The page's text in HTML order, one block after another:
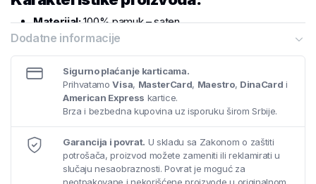
Materijal:100% pamuk – saten
Jorganska navlaka:
Čaršav:240×260 cm (pogodan za bračne krevete i
visoke dušeke)
Jastučnice:4 kom x 50×70 cm
Satenska struktura vlakana omogućava izuzetnu prozračnost i
optimalnu regulaciju temperature tokom cele godine, dok
elegantan dizajn unosi sofisticiranost u svaki enterijer.
Dodatne informacije
Sigurno plaćanje karticama.
PrihvatamoVisa, MasterCard, Maestro, DinaCard i
American Express kartice.
Brza i bezbedna kupovina uz isporuku širom Srbije.
Garancija i povrat. U skladu sa Zakonom o zaštiti
potrošača, proizvod možete zameniti ili reklamirati u
slučaju nesaobraznosti. Povrat je moguć za